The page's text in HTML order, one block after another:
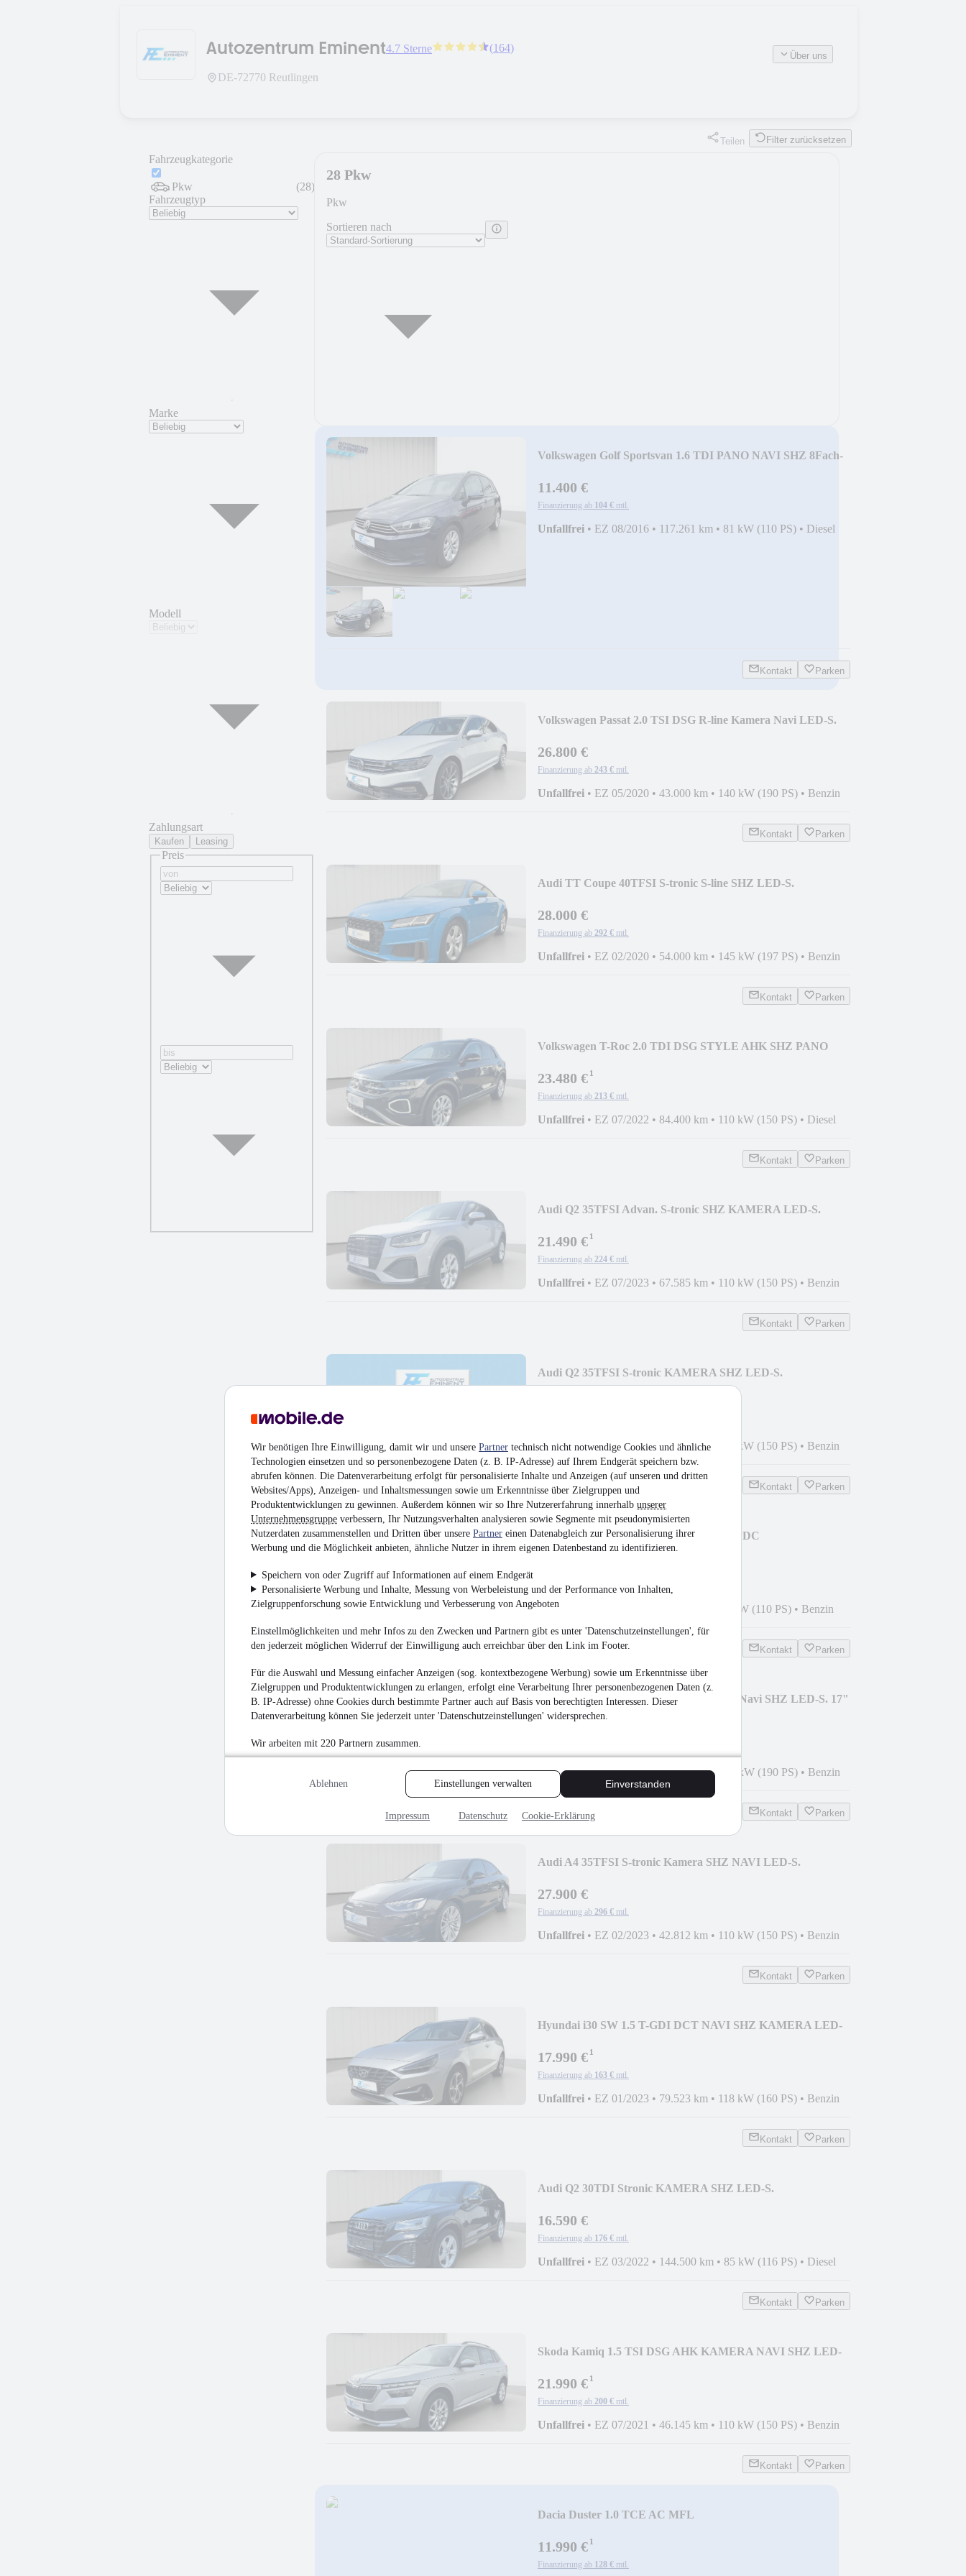
Wir benötigen Ihre Einwilligung, damit wir und unsere Partner technisch nicht notwendige Cookies und ähnliche
Technologien einsetzen und so personenbezogene Daten (z. B. IP-Adresse) auf Ihrem Endgerät speichern bzw.
abrufen können. Die Datenverarbeitung erfolgt für personalisierte Inhalte und Anzeigen (auf unseren und dritten
Websites/Apps), Anzeigen- und Inhaltsmessungen sowie um Erkenntnisse über Zielgruppen und
Produktentwicklungen zu gewinnen. Außerdem können wir so Ihre Nutzererfahrung innerhalb unserer
Unternehmensgruppe verbessern, Ihr Nutzungsverhalten analysieren sowie Segmente mit pseudonymisierten
Nutzerdaten zusammenstellen und Dritten über unsere Partner einen Datenabgleich zur Personalisierung ihrer
Werbung und die Möglichkeit anbieten, ähnliche Nutzer in ihrem eigenen Datenbestand zu identifizieren.
Speichern von oder Zugriff auf Informationen auf einem Endgerät
Personalisierte Werbung und Inhalte, Messung von Werbeleistung und der Performance von Inhalten,
Zielgruppenforschung sowie Entwicklung und Verbesserung von Angeboten
Einstellmöglichkeiten und mehr Infos zu den Zwecken und Partnern gibt es unter 'Datenschutzeinstellungen', für
den jederzeit möglichen Widerruf der Einwilligung auch erreichbar über den Link im Footer.
Für die Auswahl und Messung einfacher Anzeigen (sog. kontextbezogene Werbung) sowie um Erkenntnisse über
Zielgruppen und Produktentwicklungen zu erlangen, erfolgt eine Verarbeitung Ihrer personenbezogenen Daten (z.
B. IP-Adresse) ohne Cookies durch bestimmte Partner auch auf Basis von berechtigten Interessen. Dieser
Datenverarbeitung können Sie jederzeit unter 'Datenschutzeinstellungen' widersprechen.
Wir arbeiten mit 220 Partnern zusammen.
Ablehnen Einstellungen verwalten Einverstanden
Impressum Datenschutz Cookie-Erklärung
Autozentrum Eminent4.7 Sterne (164)
DE-72770 Reutlingen
Über uns
Teilen Filter zurücksetzen
Fahrzeugkategorie
Pkw (28)
Fahrzeugtyp
Marke
Modell
Zahlungsart
Kaufen Leasing
Preis
28 Pkw
Pkw
Sortieren nach
Volkswagen Golf Sportsvan 1.6 TDI PANO NAVI SHZ 8Fach-
11.400 €
Finanzierung ab 104 € mtl.
Unfallfrei • EZ 08/2016 • 117.261 km • 81 kW (110 PS) • Diesel
Kontakt Parken
Volkswagen Passat 2.0 TSI DSG R-line Kamera Navi LED-S.
26.800 €
Finanzierung ab 243 € mtl.
Unfallfrei • EZ 05/2020 • 43.000 km • 140 kW (190 PS) • Benzin
Kontakt Parken
Audi TT Coupe 40TFSI S-tronic S-line SHZ LED-S.
28.000 €
Finanzierung ab 292 € mtl.
Unfallfrei • EZ 02/2020 • 54.000 km • 145 kW (197 PS) • Benzin
Kontakt Parken
Volkswagen T-Roc 2.0 TDI DSG STYLE AHK SHZ PANO
23.480 €¹
Finanzierung ab 213 € mtl.
Unfallfrei • EZ 07/2022 • 84.400 km • 110 kW (150 PS) • Diesel
Kontakt Parken
Audi Q2 35TFSI Advan. S-tronic SHZ KAMERA LED-S.
21.490 €¹
Finanzierung ab 224 € mtl.
Unfallfrei • EZ 07/2023 • 67.585 km • 110 kW (150 PS) • Benzin
Kontakt Parken
Audi Q2 35TFSI S-tronic KAMERA SHZ LED-S.
Unfallfrei•EZ 07/2023• 65.244 km• 110 kW (150 PS) • Benzin
Kontakt Parken
Skoda Fabia 1.0 TSI DSG STYLE SHZ PDC
Finanzierung ab
Unfallfrei 81 kW (110 PS) • Benzin
Kontakt Parken
Volkswagen Golf 2.0 TSI Var. DSG Style Navi SHZ LED-S. 17"
Unfallfrei•EZ 06/2023•25.500 km• 140 kW (190 PS) • Benzin
Kontakt Parken
Audi A4 35TFSI S-tronic Kamera SHZ NAVI LED-S.
27.900 €
Finanzierung ab 296 € mtl.
Unfallfrei • EZ 02/2023 • 42.812 km • 110 kW (150 PS) • Benzin
Kontakt Parken
Hyundai i30 SW 1.5 T-GDI DCT NAVI SHZ KAMERA LED-
17.990 €¹
Finanzierung ab 163 € mtl.
Unfallfrei • EZ 01/2023 • 79.523 km • 118 kW (160 PS) • Benzin
Kontakt Parken
Audi Q2 30TDI Stronic KAMERA SHZ LED-S.
16.590 €
Finanzierung ab 176 € mtl.
Unfallfrei • EZ 03/2022 • 144.500 km • 85 kW (116 PS) • Diesel
Kontakt Parken
Skoda Kamiq 1.5 TSI DSG AHK KAMERA NAVI SHZ LED-
21.990 €¹
Finanzierung ab 200 € mtl.
Unfallfrei • EZ 07/2021 • 46.145 km • 110 kW (150 PS) • Benzin
Kontakt Parken
Dacia Duster 1.0 TCE AC MFL
11.990 €¹
Finanzierung ab 128 € mtl.